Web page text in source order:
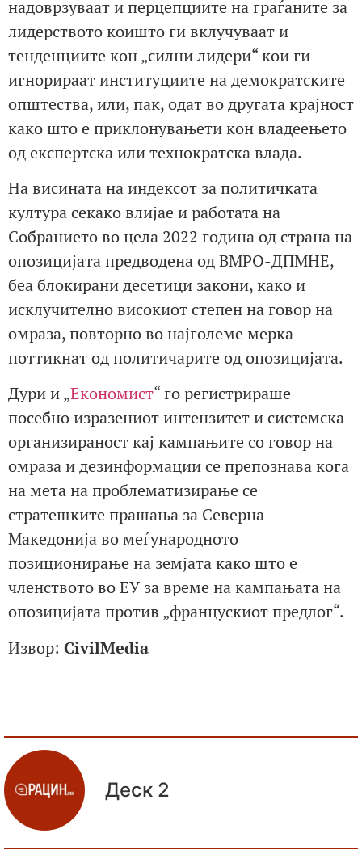
надоврзуваат и перцепциите на граѓаните за
лидерството коишто ги вклучуваат и
тенденциите кон „силни лидери“ кои ги
игнорираат институциите на демократските
општества, или, пак, одат во другата крајност
како што е приклонувањети кон владеењето
од експертска или технократска влада.
На висината на индексот за политичката
култура секако влијае и работата на
Собранието во цела 2022 година од страна на
опозицијата предводена од ВМРО-ДПМНЕ,
беа блокирани десетици закони, како и
исклучително високиот степен на говор на
омраза, повторно во најголеме мерка
поттикнат од политичарите од опозицијата.
Дури и „Економист“ го регистрираше
посебно изразениот интензитет и системска
организираност кај кампањите со говор на
омраза и дезинформации се препознава кога
на мета на проблематизирање се
стратешките прашања за Северна
Македонија во меѓународното
позиционирање на земјата како што е
членството во ЕУ за време на кампањата на
опозицијата против „францускиот предлог“.
Извор: CivilMedia
Деск 2